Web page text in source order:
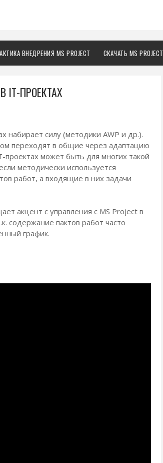
ВНЕДРЕНИЯ MS PROJECT СКАЧАТЬ MS PROJECT
IT-ПРОЕКТАХ
набирает силу (методики AWP и др.).
переходят в общие через адаптацию
проектах может быть для многих такой
методически используется
работ, а входящие в них задачи
акцент с управления с MS Project в
содержание пактов работ часто
график.